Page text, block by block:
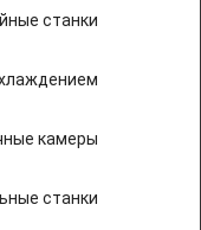
станки
камеры
станки